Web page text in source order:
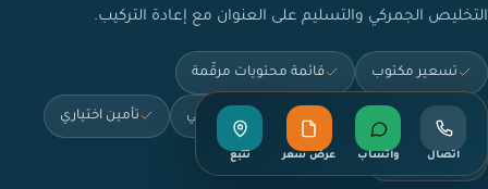
التخليص الجمركي والتسليم على العنوان مع إعادة التركيب.
تسعير مكتوب قائمة محتويات مرقّمة
تغليف متعدد الطبقات تخليص جمركي تأمين اختياري
تخزين مؤقت
اتصال واتساب عرض سعر تتبع